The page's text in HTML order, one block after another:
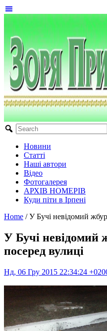
Новини
Статті
Наші автори
Відео
Фотогалерея
АРХІВ НОМЕРІВ
Куди піти в Ірпені
Home / У Бучі невідомий
У Бучі невідомий
посеред вулиці
Нд, 06 Гру 2015 22:34:24